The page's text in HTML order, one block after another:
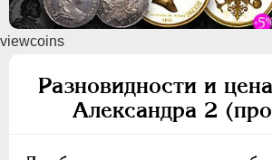
viewcoins
Разновидности и
Александра 2
ПEТР I 1699 - 1725
ЕКАТЕРИНА I
АННА ИОАННОВНА 1730-1740
ИОАНН АНТОНОВИЧ 1740-1741